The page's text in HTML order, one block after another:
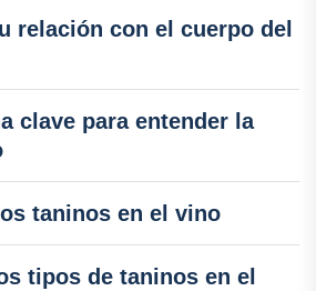
relación con el cuerpo del
clave para entender la
taninos en el vino
tipos de taninos en el